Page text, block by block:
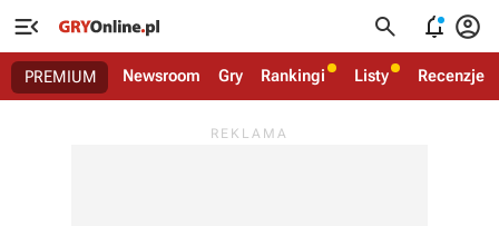
   
PREMIUM Newsroom Gry Rankingi Listy Recenzje